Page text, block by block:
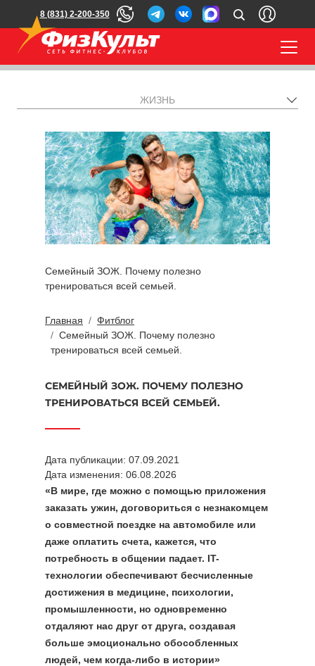
8 (831) 2-200-350
ЖИЗНЬ
Семейный ЗОЖ. Почему полезно
тренироваться всей семьей.
Главная
Фитблог
Семейный ЗОЖ. Почему полезно
тренироваться всей семьей.
СЕМЕЙНЫЙ ЗОЖ. ПОЧЕМУ ПОЛЕЗНО
ТРЕНИРОВАТЬСЯ ВСЕЙ СЕМЬЕЙ.
Дата публикации: 07.09.2021
Дата изменения: 06.08.2026
«В мире, где можно с помощью приложения
заказать ужин, договориться с незнакомцем
о совместной поездке на автомобиле или
даже оплатить счета, кажется, что
потребность в общении падает. IT-
технологии обеспечивают бесчисленные
достижения в медицине, психологии,
промышленности, но одновременно
отдаляют нас друг от друга, создавая
больше эмоционально обособленных
людей, чем когда‑либо в истории»